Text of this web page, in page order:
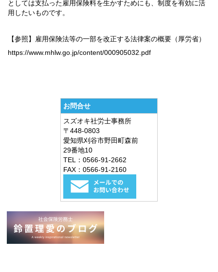
としては支払った雇用保険料を生かすためにも、制度を有効に活
用したいものです。
【参照】雇用保険法等の一部を改正する法律案の概要（厚労省）
https://www.mhlw.go.jp/content/000905032.pdf
お問合せ
スズオキ社労士事務所
〒448-0803
愛知県刈谷市野田町森前
29番地10
TEL：0566-91-2662
FAX：0566-91-2160